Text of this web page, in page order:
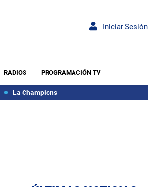
Iniciar Sesión
RADIOS PROGRAMACIÓN TV
La Champions